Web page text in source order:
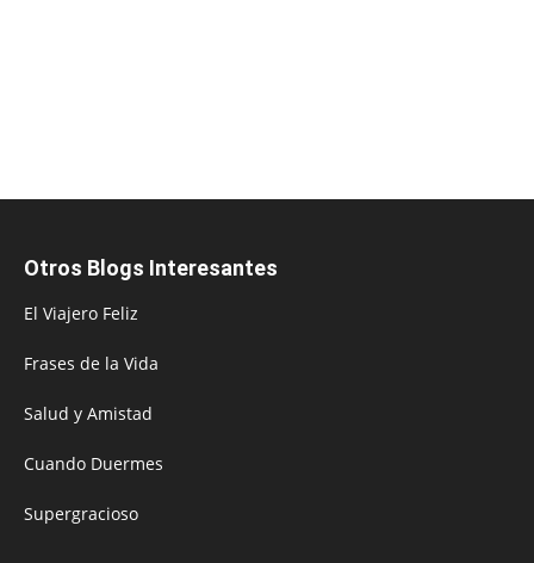
Otros Blogs Interesantes
El Viajero Feliz
Frases de la Vida
Salud y Amistad
Cuando Duermes
Supergracioso